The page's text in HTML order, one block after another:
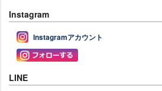
Instagram
Instagramアカウント
LINE